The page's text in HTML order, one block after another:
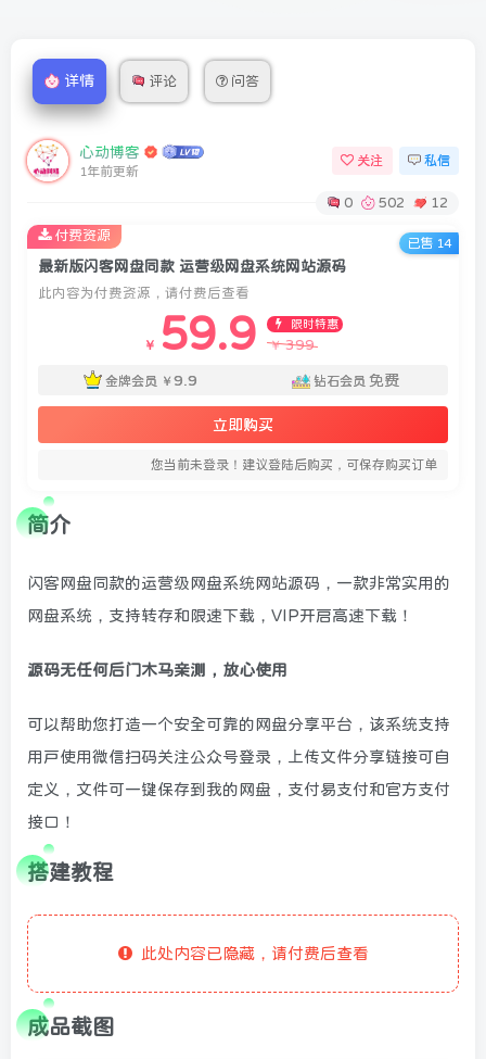
详情 评论 问答
心动博客
1年前更新
关注 私信
0 502 12
最新版闪客网盘同款 运营级网盘系统网站源码
此内容为付费资源，请付费后查看
￥ 59.9
限时特惠
￥ 399
金牌会员 ￥ 9.9 钻石会员 免费
立即购买
您当前未登录！建议登陆后购买，可保存购买订单
付费资源
已售 14
简介
闪客网盘同款的运营级网盘系统网站源码，一款非常实用的
网盘系统，支持转存和限速下载，VIP开启高速下载！
源码无任何后门木马亲测，放心使用
可以帮助您打造一个安全可靠的网盘分享平台，该系统支持
用户使用微信扫码关注公众号登录，上传文件分享链接可自
定义，文件可一键保存到我的网盘，支付易支付和官方支付
接口！
搭建教程
此处内容已隐藏，请付费后查看
成品截图